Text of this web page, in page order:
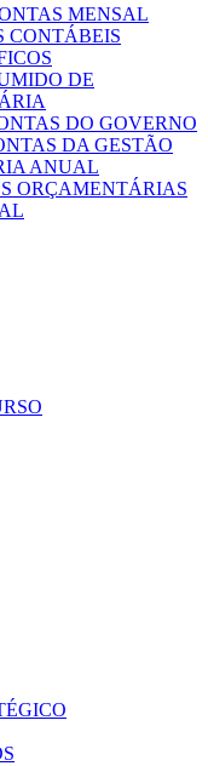
MENSAL
CONTÁBEIS
DE
DO GOVERNO
DA GESTÃO
ANUAL
ORÇAMENTÁRIAS